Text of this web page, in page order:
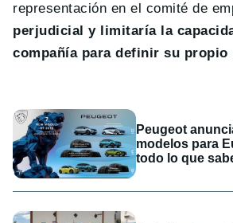
representación en el comité de
perjudicial y limitaría la
compañía para definir su propio
Peugeot
modelos para
todo lo que